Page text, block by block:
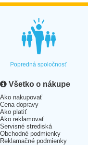
Popredná spoločnosť
Všetko o nákupe
Ako nakupovať
Cena dopravy
Ako platiť
Ako reklamovať
Servisné strediská
Obchodné podmienky
Reklamačné podmienky